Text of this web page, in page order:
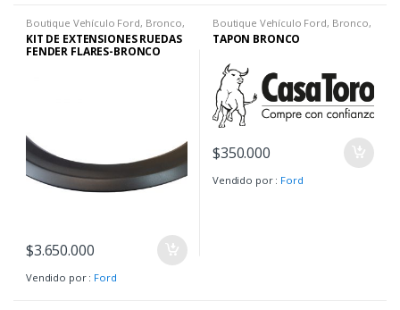
Boutique Vehículo Ford, Bronco,
Bronco Big Ben, Bronco
Wildtrack
KIT DE EXTENSIONES RUEDAS
FENDER FLARES-BRONCO
$3.650.000
Vendido por : Ford
Boutique Vehículo Ford, Bronco,
Bronco Big Ben,Bronco
Wildtrack
TAPON BRONCO
$350.000
Vendido por : Ford